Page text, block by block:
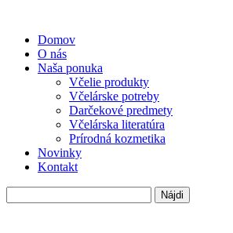
Domov
O nás
Naša ponuka
Včelie produkty
Včelárske potreby
Darčekové predmety
Včelárska literatúra
Prírodná kozmetika
Novinky
Kontakt